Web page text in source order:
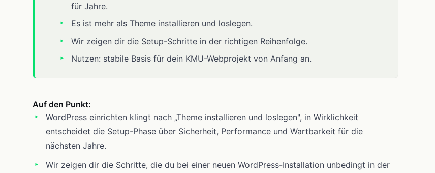
für Jahre.
Es ist mehr als Theme installieren und loslegen.
Wir zeigen dir die Setup-Schritte in der richtigen Reihenfolge.
Nutzen: stabile Basis für dein KMU-Webprojekt von Anfang an.
Auf den Punkt:
WordPress einrichten klingt nach „Theme installieren und loslegen", in Wirklichkeit
entscheidet die Setup-Phase über Sicherheit, Performance und Wartbarkeit für die
nächsten Jahre.
Wir zeigen dir die Schritte, die du bei einer neuen WordPress-Installation unbedingt in der